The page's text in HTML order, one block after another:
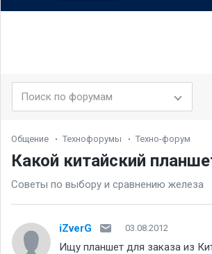
Общение Технофорумы Техно-форум
Какой китайский
Советы по выбору и сравнению железа
iZverG 03.08.2012
Ищу планшет для заказа из